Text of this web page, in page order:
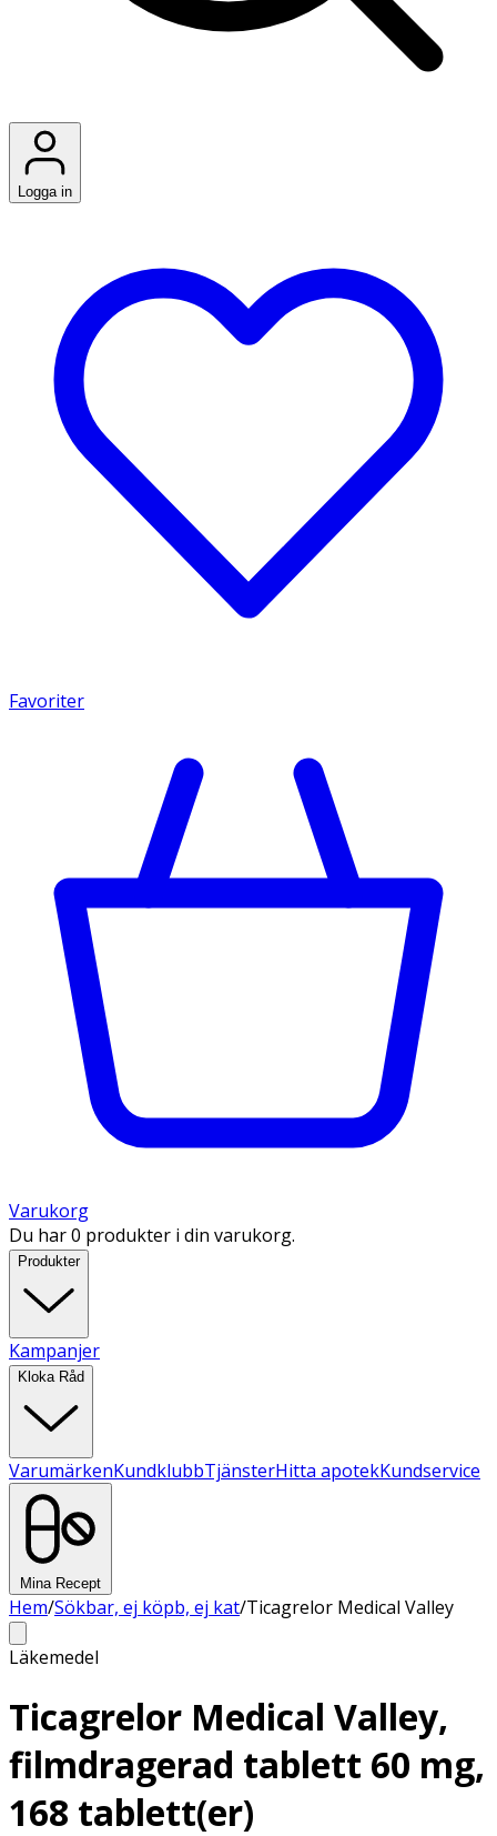
Logga in
Favoriter
Varukorg
Du har 0 produkter i din varukorg.
Produkter
Kampanjer
Kloka Råd
VarumärkenKundklubbTjänsterHitta apotekKundservice
Mina Recept
Hem/Sökbar, ej köpb, ej kat/Ticagrelor Medical Valley
Läkemedel
Ticagrelor Medical Valley,
filmdragerad tablett 60 mg,
168 tablett(er)